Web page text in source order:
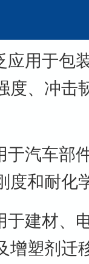
应用于包
度、冲击
于汽车部
度和耐化
于建材、
增塑剂迁